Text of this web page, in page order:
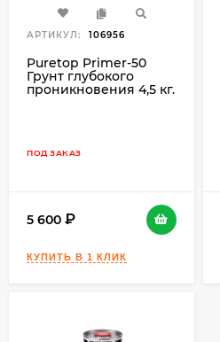
АРТИКУЛ: 106956
Puretop Primer-50
Грунт глубокого
проникновения 4,5 кг.
ПОД ЗАКАЗ
5 600